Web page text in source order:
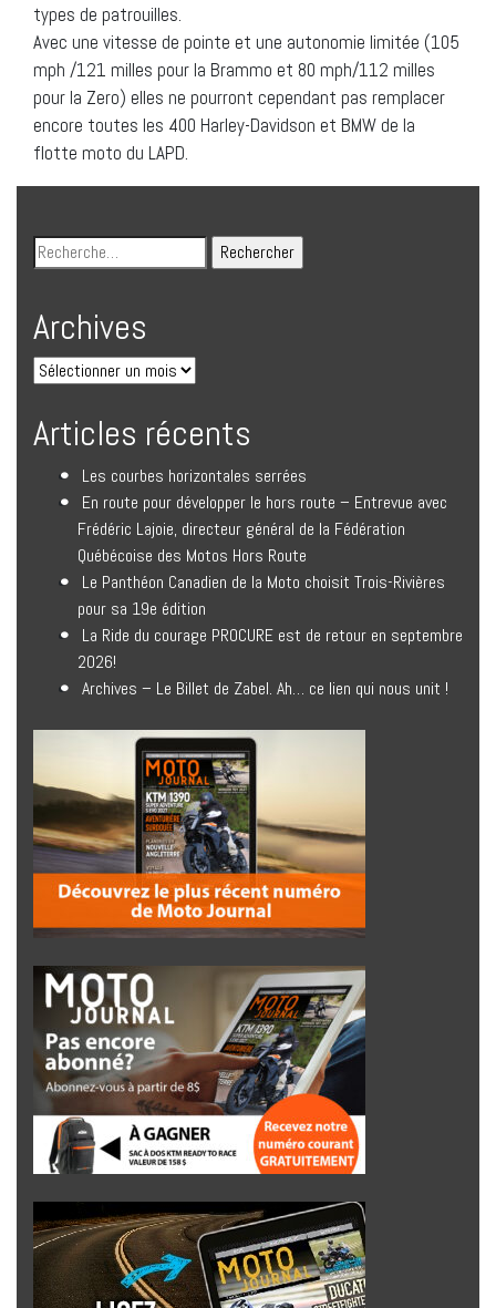
types de patrouilles.
Avec une vitesse de pointe et une autonomie limitée (105
mph /121 milles pour la Brammo et 80 mph/112 milles
pour la Zero) elles ne pourront cependant pas remplacer
encore toutes les 400 Harley-Davidson et BMW de la
flotte moto du LAPD.
Archives
Articles récents
Les courbes horizontales serrées
En route pour développer le hors route – Entrevue avec
Frédéric Lajoie, directeur général de la Fédération
Québécoise des Motos Hors Route
Le Panthéon Canadien de la Moto choisit Trois-Rivières
pour sa 19e édition
La Ride du courage PROCURE est de retour en septembre
2026!
Archives – Le Billet de Zabel. Ah… ce lien qui nous unit !